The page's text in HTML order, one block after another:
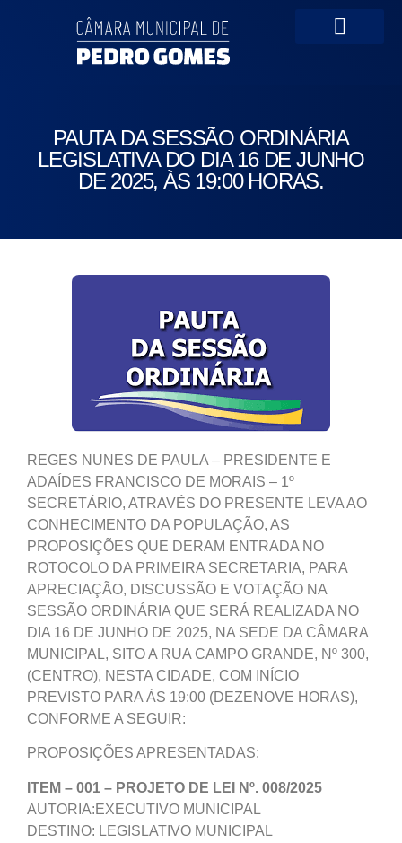
PAUTA DA SESSÃO ORDINÁRIA
LEGISLATIVA DO DIA 16 DE JUNHO
DE 2025, ÀS 19:00 HORAS.
REGES NUNES DE PAULA – PRESIDENTE E
ADAÍDES FRANCISCO DE MORAIS – 1º
SECRETÁRIO, ATRAVÉS DO PRESENTE LEVA AO
CONHECIMENTO DA POPULAÇÃO, AS
PROPOSIÇÕES QUE DERAM ENTRADA NO
ROTOCOLO DA PRIMEIRA SECRETARIA, PARA
APRECIAÇÃO, DISCUSSÃO E VOTAÇÃO NA
SESSÃO ORDINÁRIA QUE SERÁ REALIZADA NO
DIA 16 DE JUNHO DE 2025, NA SEDE DA CÂMARA
MUNICIPAL, SITO A RUA CAMPO GRANDE, Nº 300,
(CENTRO), NESTA CIDADE, COM INÍCIO
PREVISTO PARA ÀS 19:00 (DEZENOVE HORAS),
CONFORME A SEGUIR:
PROPOSIÇÕES APRESENTADAS:
ITEM – 001 – PROJETO DE LEI Nº. 008/2025
AUTORIA:EXECUTIVO MUNICIPAL
DESTINO: LEGISLATIVO MUNICIPAL